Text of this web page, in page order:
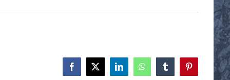
Facebook
X LinkedInWhatsAppTumblrPinterest